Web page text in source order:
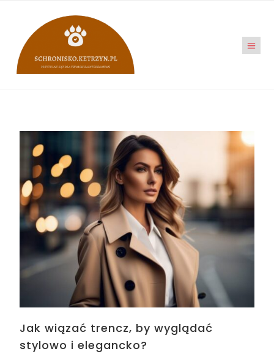
Jak wiązać trencz, by wyglądać
stylowo i elegancko?